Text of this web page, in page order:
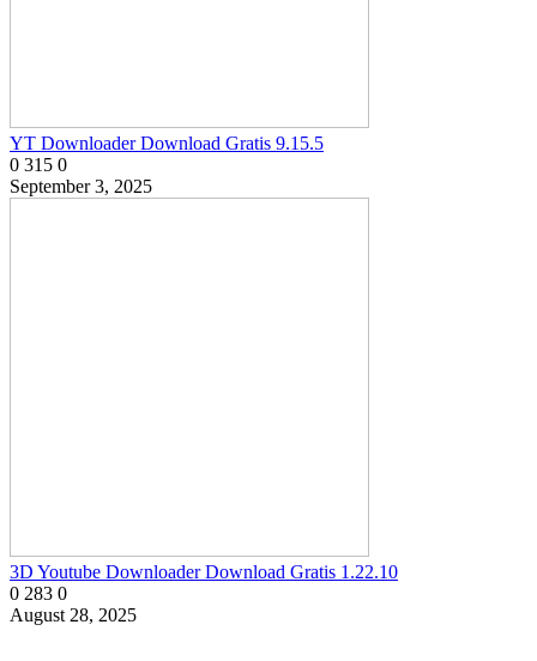
YT Downloader Download Gratis 9.15.5
0 315 0
September 3, 2025
3D Youtube Downloader Download Gratis 1.22.10
0 283 0
August 28, 2025